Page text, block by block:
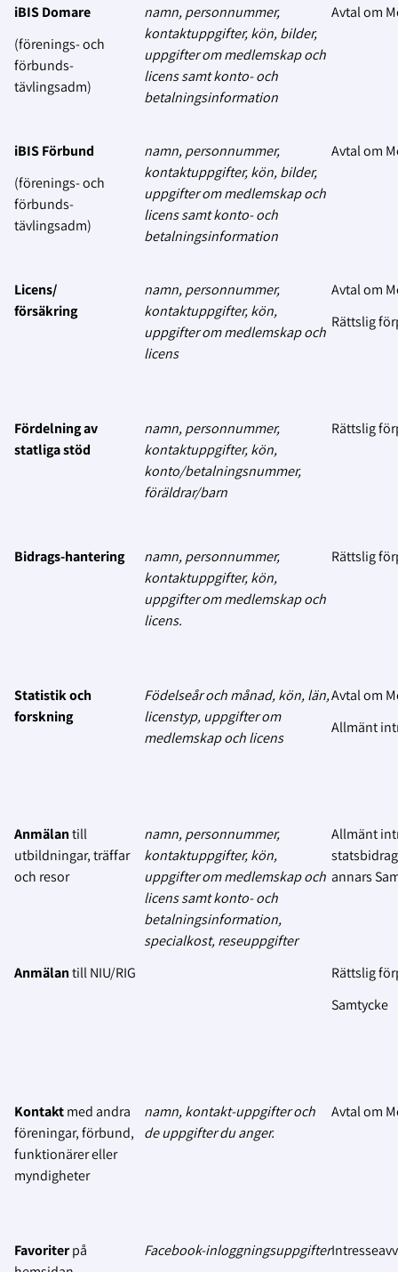
iBIS Domare
(förenings- och
förbunds-
tävlingsadm)
namn, personnummer,
kontaktuppgifter, kön, bilder,
uppgifter om medlemskap och
licens samt konto- och
betalningsinformation
Avtal om
iBIS Förbund
(förenings- och
förbunds-
tävlingsadm)
namn, personnummer,
kontaktuppgifter, kön, bilder,
uppgifter om medlemskap och
licens samt konto- och
betalningsinformation
Avtal om
Licens/
försäkring
namn, personnummer,
kontaktuppgifter, kön,
uppgifter om medlemskap och
licens
Avtal om
Rättslig
Fördelning av
statliga stöd
namn, personnummer,
kontaktuppgifter, kön,
konto/betalningsnummer,
föräldrar/barn
Rättslig
Bidrags-hantering
namn, personnummer,
kontaktuppgifter, kön,
uppgifter om medlemskap och
licens.
Rättslig
Statistik och
forskning
Födelseår och månad, kön, län,
licenstyp,uppgifter om
medlemskap och licens
Avtal om
Allmänt
Anmälantill
utbildningar, träffar
och resor
namn, personnummer,
kontaktuppgifter, kön,
uppgifter om medlemskap och
licens samt konto- och
betalningsinformation,
specialkost, reseuppgifter
Allmänt
annars
Anmälantill NIU/RIG
Rättslig
Samtycke
Kontaktmed andra
föreningar, förbund,
funktionärer eller
myndigheter
namn, kontakt-uppgifter och
de uppgifter du anger.
Avtal om
Favoriterpå
Facebook-inloggningsuppgifter